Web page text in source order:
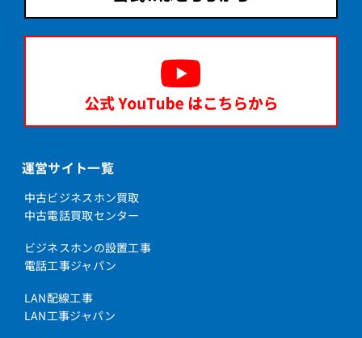
運営サイト一覧
中古ビジネスホン買取
中古電話買取センター
ビジネスホンの設置工事
電話工事ジャパン
LAN配線工事
LAN工事ジャパン